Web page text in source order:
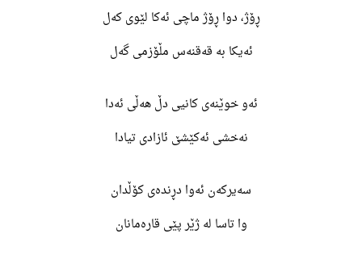
ڕۆژ، دوا ڕۆژ ماچی ئەکا لێوی کەل
ئەیکا بە قەقنەس مڵۆزمی گەل
ئەو خوێنەی کانیی دڵ هەڵی ئەدا
نەخشی ئەکێشێ ئازادی تیادا
سەیرکەن ئەوا دڕندەی کۆڵدان
وا تاسا لە ژێر پێی قارەمانان